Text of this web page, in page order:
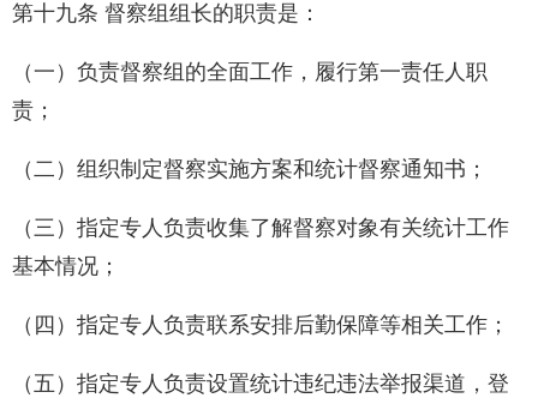
第十九条 督察组组长的职责是：
（一）负责督察组的全面工作，履行第一责任人职
责；
（二）组织制定督察实施方案和统计督察通知书；
（三）指定专人负责收集了解督察对象有关统计工作
基本情况；
（四）指定专人负责联系安排后勤保障等相关工作；
（五）指定专人负责设置统计违纪违法举报渠道，登